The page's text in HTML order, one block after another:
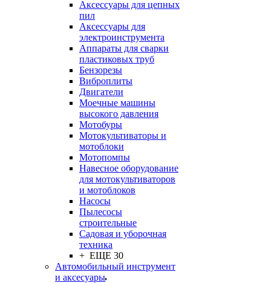
Аксессуары для цепных
пил
Аксессуары для
электроинструмента
Аппараты для сварки
пластиковых труб
Бензорезы
Виброплиты
Двигатели
Моечные машины
высокого давления
Мотобуры
Мотокультиваторы и
мотоблоки
Мотопомпы
Навесное оборудование
для мотокультиваторов
и мотоблоков
Насосы
Пылесосы
строительные
Садовая и уборочная
техника
+ ЕЩЕ 30
Автомобильный инструмент
и аксесуары